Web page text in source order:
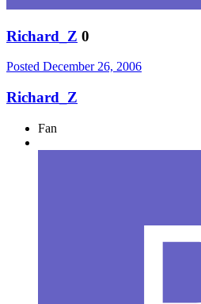
Richard_Z 0
Posted December 26, 2006
Richard_Z
Fan